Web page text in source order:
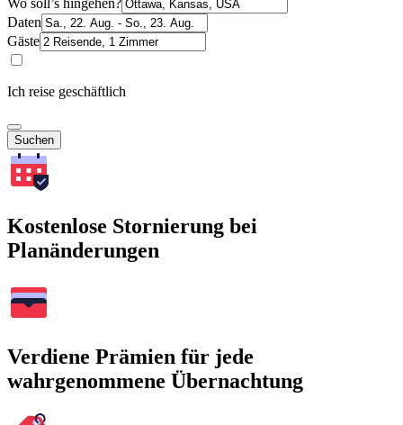
Daten
Gäste
Ich reise geschäftlich
Suchen
Kostenlose Stornierung bei
Planänderungen
Verdiene Prämien für jede
wahrgenommene Übernachtung